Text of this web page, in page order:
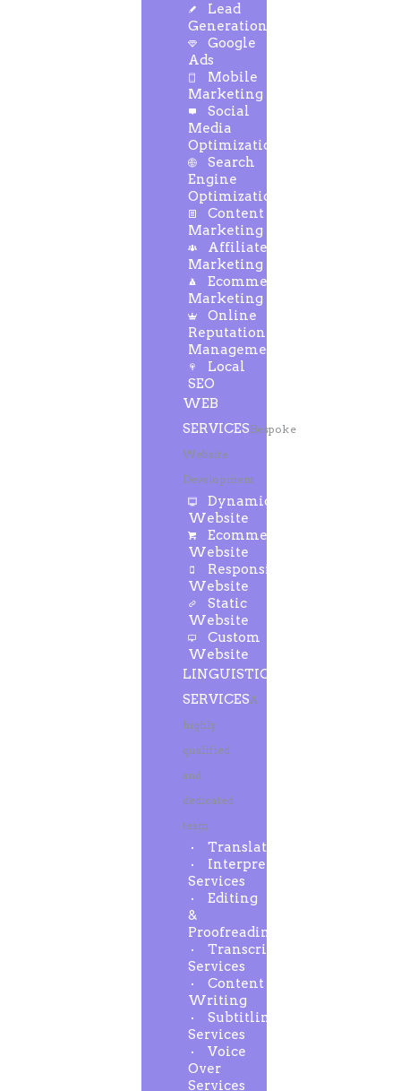
Lead
Generation
Google
Ads
Mobile
Marketing
Social
Media
Optimization
Search
Engine
Optimization
Content
Marketing
Affiliate
Marketing
Ecommerce
Marketing
Online
Reputation
Management
Local
SEO
WEB
SERVICESBespoke
Website
Development
Dynamic
Website
Ecommerce
Website
Responsive
Website
Static
Website
Custom
Website
LINGUISTIC
SERVICESA
highly
qualified
and
dedicated
team
Translation
Interpreting
Services
Editing
&
Proofreading
Transcription
Services
Content
Writing
Subtitling
Services
Voice
Over
Services